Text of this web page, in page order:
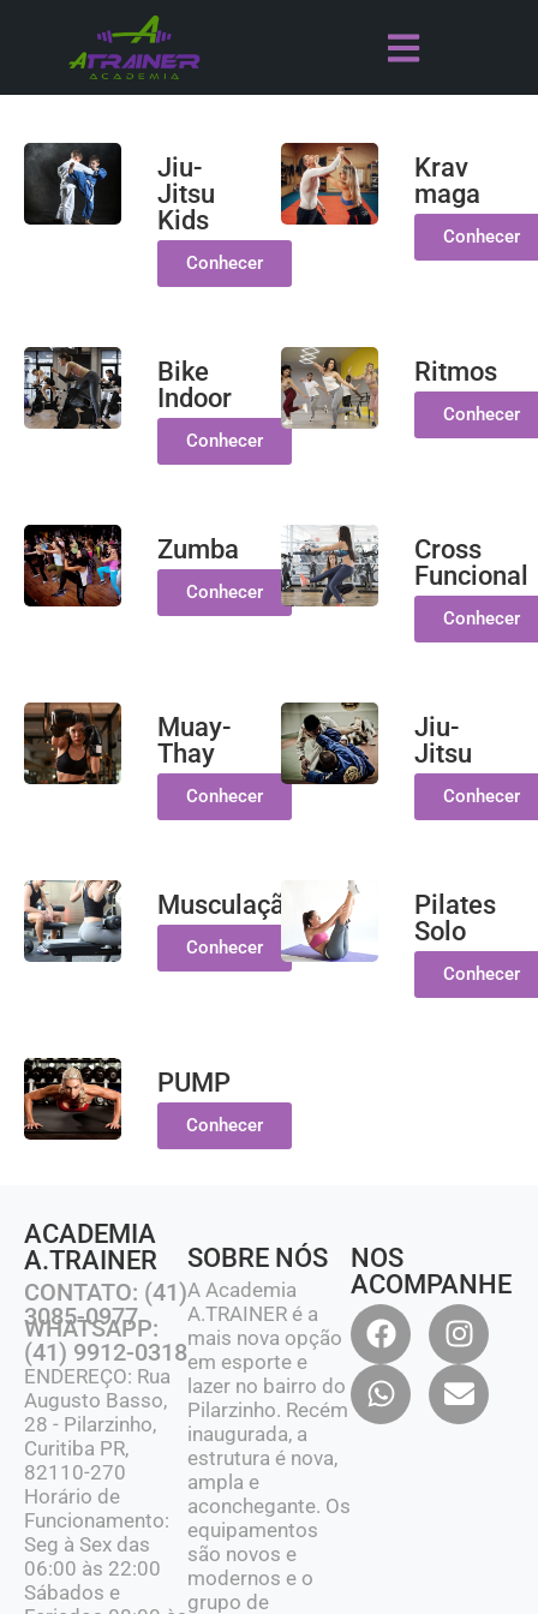
Jiu-
Jitsu
Kids
Conhecer
Krav
maga
Conhecer
Bike
Indoor
Conhecer
Ritmos
Conhecer
Zumba
Conhecer
Cross
Funcional
Conhecer
Muay-
Thay
Conhecer
Jiu-
Jitsu
Conhecer
Musculação
Conhecer
Pilates
Solo
Conhecer
PUMP
Conhecer
ACADEMIA
A.TRAINER
CONTATO: (41)
3085-0977
WHATSAPP:
(41) 9912-0318
ENDEREÇO: Rua
Augusto Basso,
28 - Pilarzinho,
Curitiba PR,
82110-270
Horário de
Funcionamento:
Seg à Sex das
06:00 às 22:00
Sábados e
SOBRE NÓS
A Academia
A.TRAINER é a
mais nova opção
em esporte e
lazer no bairro do
Pilarzinho. Recém
inaugurada, a
estrutura é nova,
ampla e
aconchegante. Os
equipamentos
são novos e
modernos e o
grupo de
NOS
ACOMPANHE